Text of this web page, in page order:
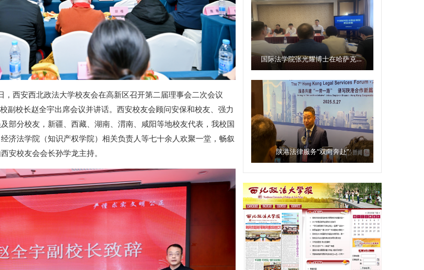
，西安西北政法大学校友会在高新区召开第二届理事会二次会议
副校长赵全宇出席会议并讲话。西安校友会顾问安保和校友、强力
部分校友，新疆、西藏、湖南、渭南、咸阳等地校友代表，我校国
济法学院（知识产权学院）相关负责人等七十余人欢聚一堂，畅叙
安校友会会长孙学龙主持。
国际法学院张光耀博士在哈萨克斯坦阿拉木图开展科研与社会服务活动
陕港法律服务“双向奔赴”